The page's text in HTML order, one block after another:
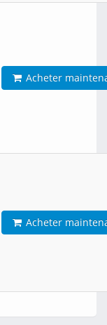
Acheter
Acheter